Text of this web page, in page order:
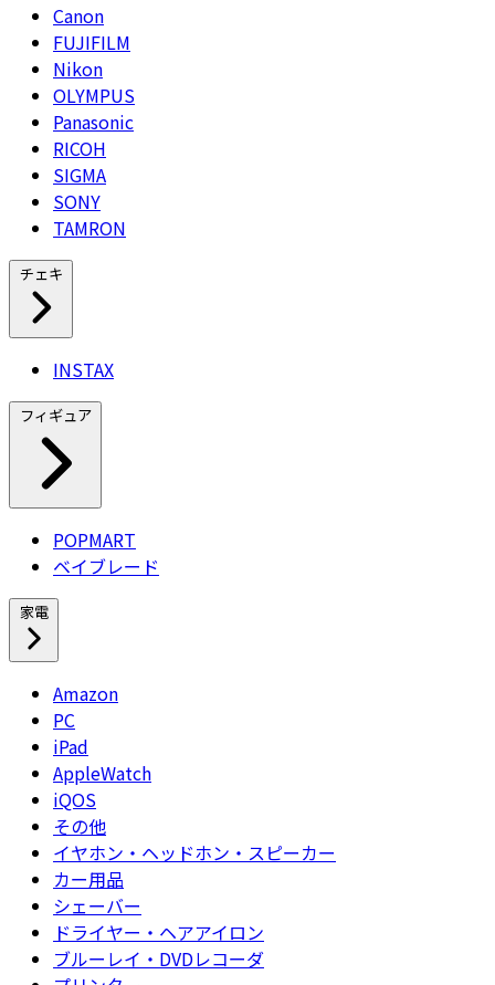
Canon
FUJIFILM
Nikon
OLYMPUS
Panasonic
RICOH
SIGMA
SONY
TAMRON
チェキ
INSTAX
フィギュア
POPMART
ベイブレード
家電
Amazon
PC
iPad
AppleWatch
iQOS
その他
イヤホン・ヘッドホン・スピーカー
カー用品
シェーバー
ドライヤー・ヘアアイロン
ブルーレイ・DVDレコーダ